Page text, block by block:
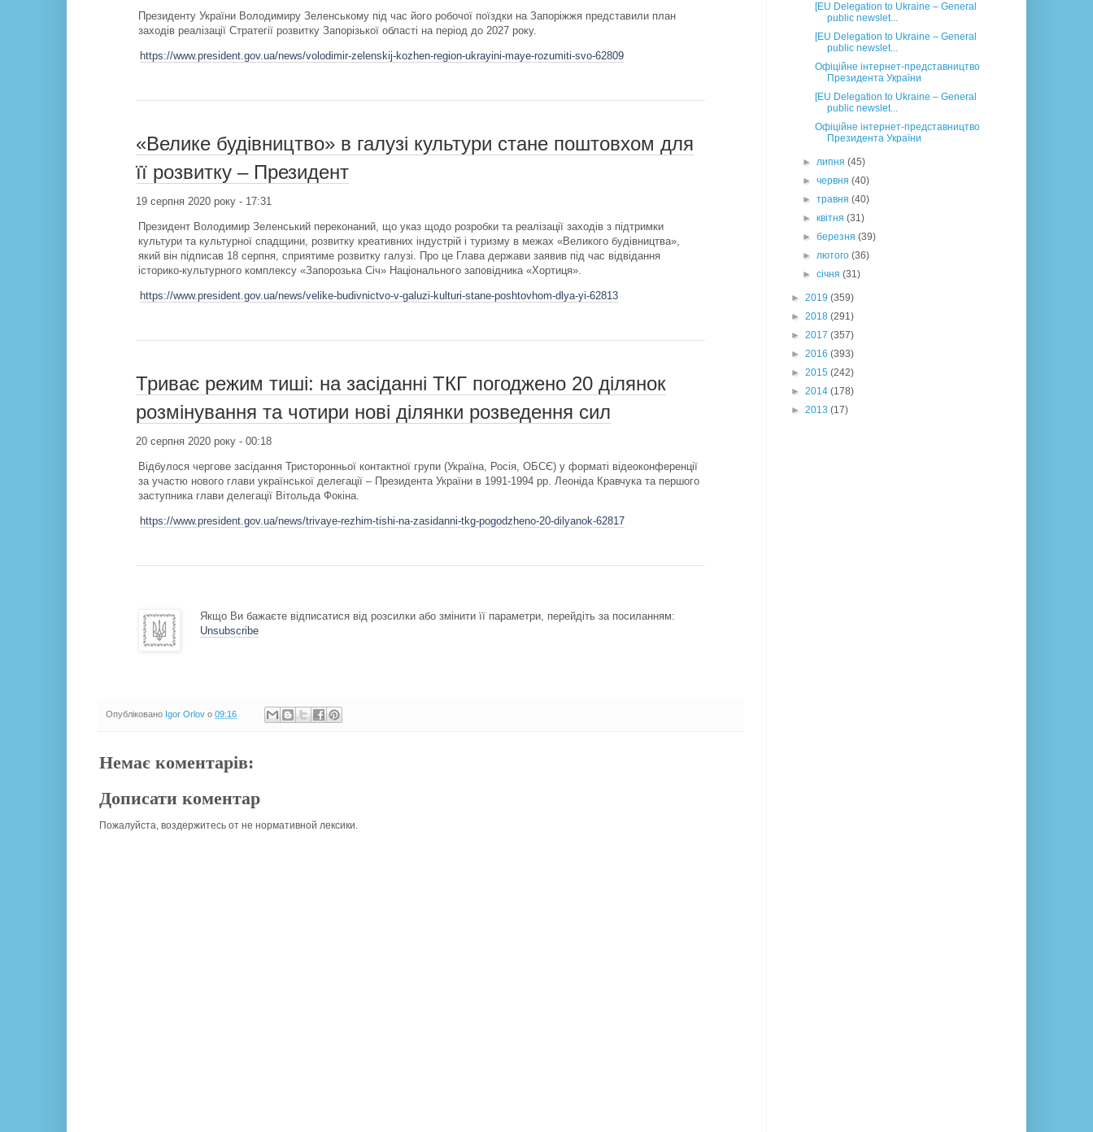
Президенту України Володимиру Зеленському під час його робочої поїздки на Запоріжжя представили план
заходів реалізації Стратегії розвитку Запорізької області на період до 2027 року.
https://www.president.gov.ua/news/volodimir-zelenskij-kozhen-region-ukrayini-maye-rozumiti-svo-62809
«Велике будівництво» в галузі культури стане поштовхом для
її розвитку – Президент
19 серпня 2020 року - 17:31
Президент Володимир Зеленський переконаний, що указ щодо розробки та реалізації заходів з підтримки
культури та культурної спадщини, розвитку креативних індустрій і туризму в межах «Великого будівництва»,
який він підписав 18 серпня, сприятиме розвитку галузі. Про це Глава держави заявив під час відвідання
історико-культурного комплексу «Запорозька Січ» Національного заповідника «Хортиця».
https://www.president.gov.ua/news/velike-budivnictvo-v-galuzi-kulturi-stane-poshtovhom-dlya-yi-62813
Триває режим тиші: на засіданні ТКГ погоджено 20 ділянок
розмінування та чотири нові ділянки розведення сил
20 серпня 2020 року - 00:18
Відбулося чергове засідання Тристоронньої контактної групи (Україна, Росія, ОБСЄ) у форматі відеоконференції
за участю нового глави української делегації – Президента України в 1991-1994 рр. Леоніда Кравчука та першого
заступника глави делегації Вітольда Фокіна.
https://www.president.gov.ua/news/trivaye-rezhim-tishi-na-zasidanni-tkg-pogodzheno-20-dilyanok-62817
Якщо Ви бажаєте відписатися від розсилки або змінити її параметри, перейдіть за посиланням:
Unsubscribe
Опубліковано Igor Orlov о 09:16
Немає коментарів:
Дописати коментар
Пожалуйста, воздержитесь от не нормативной лексики.
[EU Delegation to Ukraine – General
public newslet...
[EU Delegation to Ukraine – General
public newslet...
Офіційне інтернет-представництво
Президента України
[EU Delegation to Ukraine – General
public newslet...
Офіційне інтернет-представництво
Президента України
►липня(45)
►червня(40)
►травня(40)
►квітня(31)
►березня(39)
►лютого(36)
►січня(31)
► 2019 (359)
► 2018 (291)
► 2017 (357)
► 2016 (393)
► 2015 (242)
► 2014 (178)
► 2013 (17)